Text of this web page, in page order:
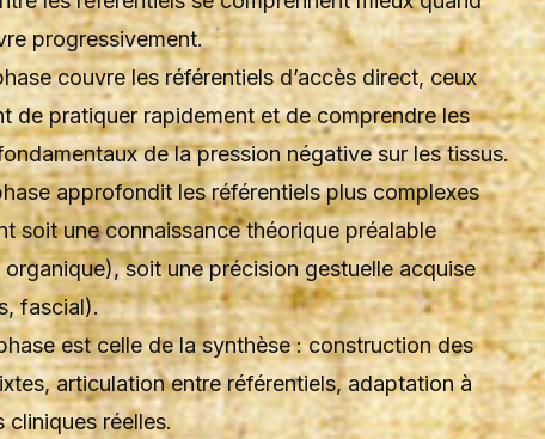
progressivement.
couvre les référentiels d’accès direct, ceux
de pratiquer rapidement et de comprendre les
de la pression négative sur les tissus.
approfondit les référentiels plus complexes
soit une connaissance théorique préalable
soit une précision gestuelle acquise
fascial).
est celle de la synthèse : construction des
articulation entre référentiels, adaptation à
cliniques réelles.